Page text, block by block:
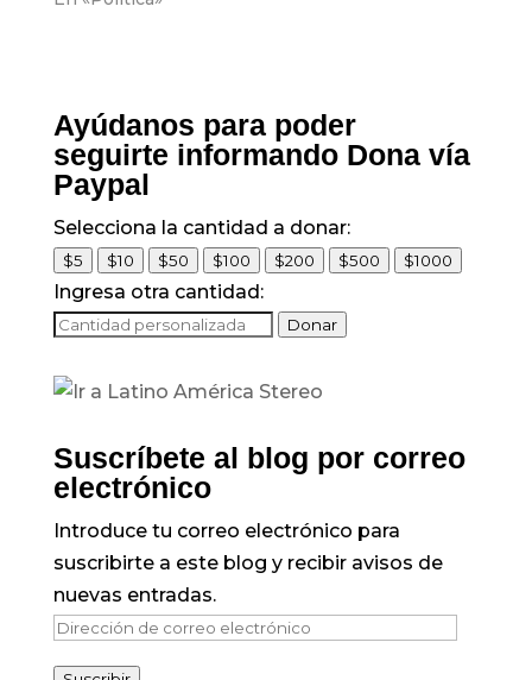
Ayúdanos para poder
seguirte informando Dona vía
Paypal
Selecciona la cantidad a donar:
$5 $10 $50 $100 $200 $500 $1000
Ingresa otra cantidad:
Donar
Suscríbete al blog por correo
electrónico
Introduce tu correo electrónico para
suscribirte a este blog y recibir avisos de
nuevas entradas.
Dirección